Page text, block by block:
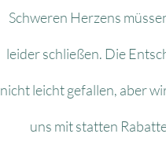
Schweren Herzens
leider schließen. Die
nicht leicht gefallen, aber
uns mit statten